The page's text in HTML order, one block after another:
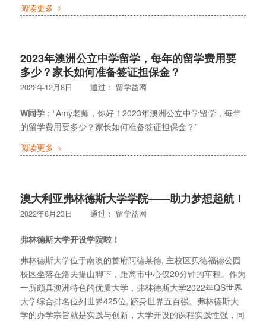
阅读更多
2023年澳洲公立中学留学，每年的留学费用要
多少？家长如何准备签证担保金？
2022年12月8日 通过： 留学益网
W同学：“Amy老师，你好！2023年澳洲公立中学留学，每年
的留学费用要多少？家长如何准备签证担保金？”
阅读更多
澳大利亚弗林德斯大学学院——助力梦想起航！
2022年8月23日 通过： 留学益网
弗林德斯大学开设学院啦！
弗林德斯大学位于南澳的首府阿德莱德, 主校区贝德福德公园
校区坐落在洛夫提山脚下，距离市中心仅20分钟的车程。作为
一所颇具澳洲特色的优质大学，弗林德斯大学2022年QS世界
大学综合排名位列世界425位, 跻身世界五百强。弗林德斯大
学的办学宗旨就是实践与创新，大学开设的课程实践性强，同